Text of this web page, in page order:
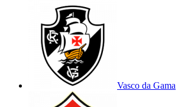
Vasco da Gama